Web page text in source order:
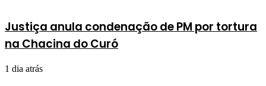
Justiça anula condenação de PM por tortura
na Chacina do Curó
1 dia atrás